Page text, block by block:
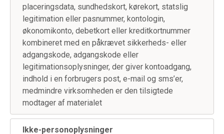
placeringsdata, sundhedskort, kørekort, statslig
legitimation eller pasnummer, kontologin,
økonomikonto, debetkort eller kreditkortnummer
kombineret med en påkrævet sikkerheds- eller
adgangskode, adgangskode eller
legitimationsoplysninger, der giver kontoadgang,
indhold i en forbrugers post, e-mail og sms’er,
medmindre virksomheden er den tilsigtede
modtager af materialet
Ikke-personoplysninger